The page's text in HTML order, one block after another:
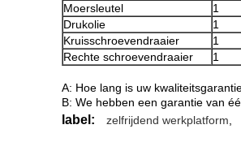
Moersleutel
1
Drukolie
1
Kruisschroevendraaier
1
Rechte schroevendraaier
1
A: Hoe lang is uw
B: We hebben een garantie van
label: zelfrijdend werkplatform,